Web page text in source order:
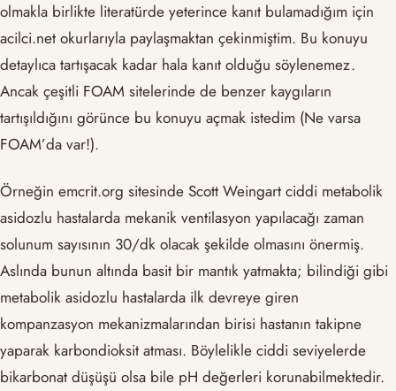
olmakla birlikte literatürde yeterince kanıt bulamadığım için
acilci.net okurlarıyla paylaşmaktan çekinmiştim. Bu konuyu
detaylıca tartışacak kadar hala kanıt olduğu söylenemez.
Ancak çeşitli FOAM sitelerinde de benzer kaygıların
tartışıldığını görünce bu konuyu açmak istedim (Ne varsa
FOAM’da var!).
Örneğin emcrit.org sitesinde Scott Weingart ciddi metabolik
asidozlu hastalarda mekanik ventilasyon yapılacağı zaman
solunum sayısının 30/dk olacak şekilde olmasını önermiş.
Aslında bunun altında basit bir mantık yatmakta; bilindiği gibi
metabolik asidozlu hastalarda ilk devreye giren
kompanzasyon mekanizmalarından birisi hastanın takipne
yaparak karbondioksit atması. Böylelikle ciddi seviyelerde
bikarbonat düşüşü olsa bile pH değerleri korunabilmektedir.